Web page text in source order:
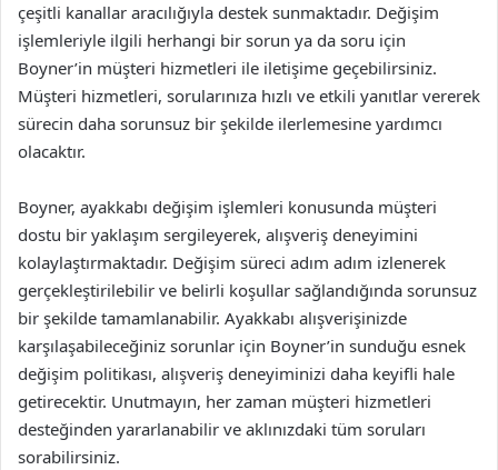
çeşitli kanallar aracılığıyla destek sunmaktadır. Değişim
işlemleriyle ilgili herhangi bir sorun ya da soru için
Boyner’in müşteri hizmetleri ile iletişime geçebilirsiniz.
Müşteri hizmetleri, sorularınıza hızlı ve etkili yanıtlar vererek
sürecin daha sorunsuz bir şekilde ilerlemesine yardımcı
olacaktır.
Boyner, ayakkabı değişim işlemleri konusunda müşteri
dostu bir yaklaşım sergileyerek, alışveriş deneyimini
kolaylaştırmaktadır. Değişim süreci adım adım izlenerek
gerçekleştirilebilir ve belirli koşullar sağlandığında sorunsuz
bir şekilde tamamlanabilir. Ayakkabı alışverişinizde
karşılaşabileceğiniz sorunlar için Boyner’in sunduğu esnek
değişim politikası, alışveriş deneyiminizi daha keyifli hale
getirecektir. Unutmayın, her zaman müşteri hizmetleri
desteğinden yararlanabilir ve aklınızdaki tüm soruları
sorabilirsiniz.